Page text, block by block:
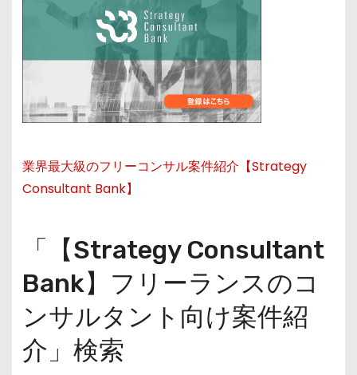
業界最大級のフリーコンサル案件紹介【Strategy
Consultant Bank】
「【Strategy Consultant
Bank】フリーランスのコ
ンサルタント向け案件紹
介」検索